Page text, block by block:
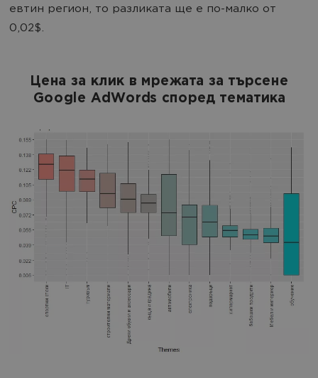
евтин регион, то разликата ще е по-малко от
0,02$.
Цена за клик в мрежата за търсене
Google AdWords според тематика